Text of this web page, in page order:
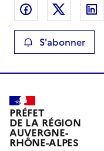
Partager sur
S'abonner
PRÉFET
DE LA RÉGION
AUVERGNE-
RHÔNE-ALPES